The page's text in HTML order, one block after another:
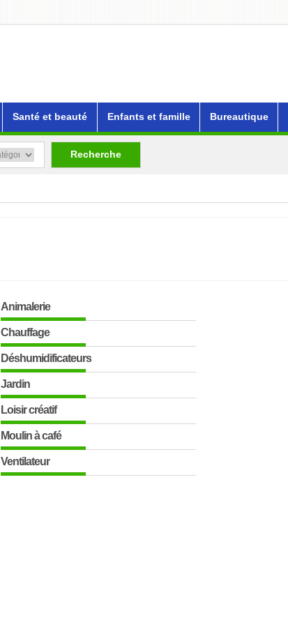
Santé et beauté Enfants et famille Bureautique
Recherche
Animalerie
Chauffage
Déshumidificateurs
Jardin
Loisir créatif
Moulin à café
Ventilateur